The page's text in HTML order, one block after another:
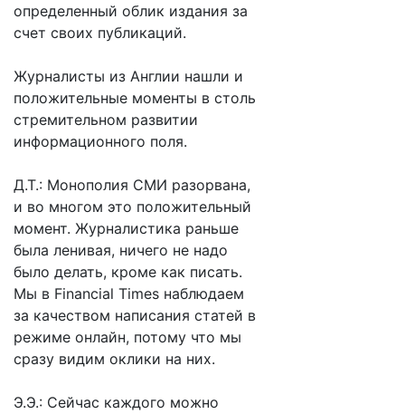
определенный облик издания за
счет своих публикаций.
Журналисты из Англии нашли и
положительные моменты в столь
стремительном развитии
информационного поля.
Д.Т.: Монополия СМИ разорвана,
и во многом это положительный
момент. Журналистика раньше
была ленивая, ничего не надо
было делать, кроме как писать.
Мы в Financial Times наблюдаем
за качеством написания статей в
режиме онлайн, потому что мы
сразу видим оклики на них.
Э.Э.: Сейчас каждого можно